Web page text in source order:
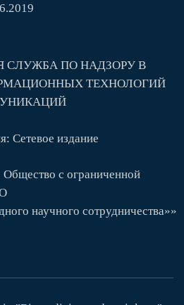
СЛУЖБА ПО НАДЗОРУ В
ТЕХНОЛОГИЙ
Сетевое издание
Общество с ограниченной
научного сотрудничества»»